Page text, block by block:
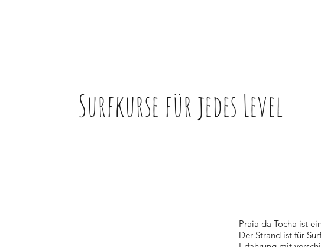
Surfkurse für jedes Level
Praia da Tocha ist
Der Strand ist für